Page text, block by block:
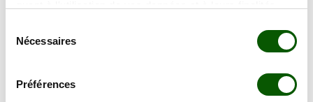
tout moment en consultant la Déclaration relative aux
cookies ou en cliquant sur l'icône de confidentialité.
Si vous le permettez, nous aimerions également :
Nécessaires
Préférences
4 Pl. Scheurer Kestner,